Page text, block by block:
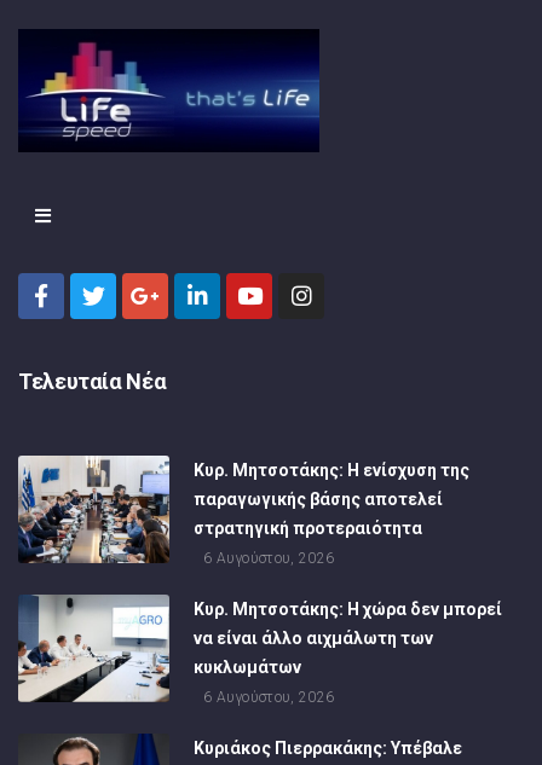
Τελευταία Νέα
Κυρ. Μητσοτάκης: Η ενίσχυση της
παραγωγικής βάσης αποτελεί
στρατηγική προτεραιότητα
6 Αυγούστου, 2026
Κυρ. Μητσοτάκης: Η χώρα δεν μπορεί
να είναι άλλο αιχμάλωτη των
κυκλωμάτων
6 Αυγούστου, 2026
Κυριάκος Πιερρακάκης: Υπέβαλε